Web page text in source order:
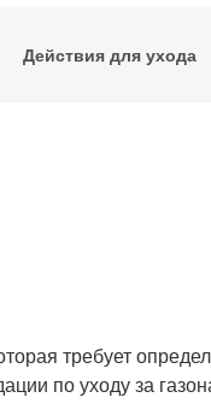
Действия для ухода
требует
по уходу за